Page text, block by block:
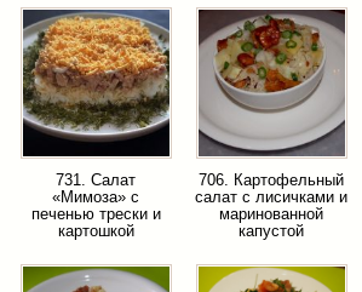
731. Салат
«Мимоза» с
печенью трески и
картошкой
706. Картофельный
салат с лисичками и
маринованной
капустой